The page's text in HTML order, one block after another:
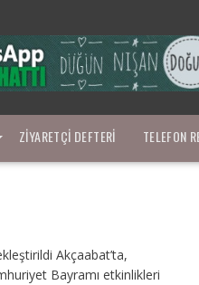
ZIYARETÇI DEFTERI TELEFON
Akçaabat’ta,
Bayramı etkinlikleri